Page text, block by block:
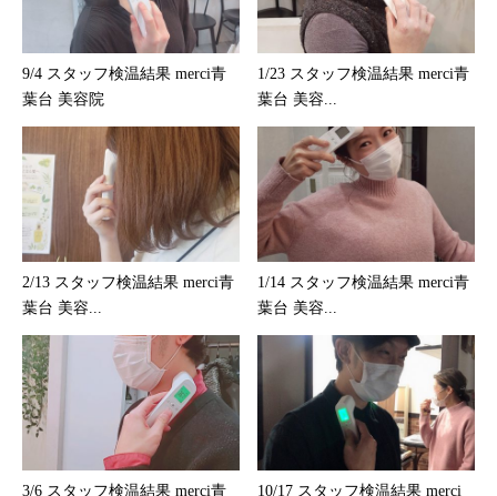
9/4 スタッフ検温結果 merci青
葉台 美容院
1/23 スタッフ検温結果 merci青
葉台 美容...
2/13 スタッフ検温結果 merci青
葉台 美容...
1/14 スタッフ検温結果 merci青
葉台 美容...
3/6 スタッフ検温結果 merci青
10/17 スタッフ検温結果 merci